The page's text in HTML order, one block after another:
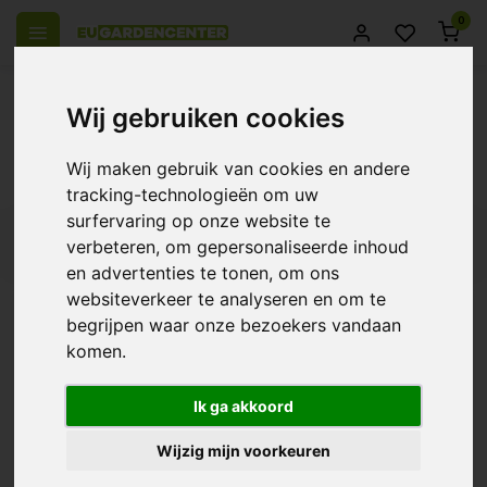
Wij gebruiken cookies
Wij maken gebruik van cookies en andere
tracking-technologieën om uw
surfervaring op onze website te
verbeteren, om gepersonaliseerde inhoud
en advertenties te tonen, om ons
websiteverkeer te analyseren en om te
begrijpen waar onze bezoekers vandaan
komen.
Ik ga akkoord
Wijzig mijn voorkeuren
0
Producten getagd met Waterleidingen
€1,95